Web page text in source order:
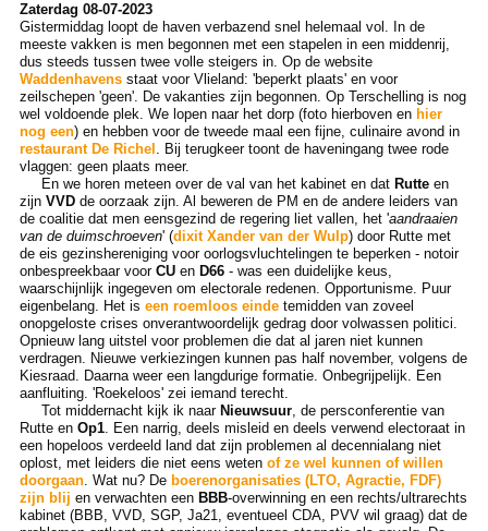
Zaterdag 08-07-2023
Gistermiddag loopt de haven verbazend snel helemaal vol. In de
meeste vakken is men begonnen met een stapelen in een middenrij,
dus steeds tussen twee volle steigers in. Op de website
Waddenhavensstaat voor Vlieland: 'beperkt plaats' en voor
zeilschepen 'geen'. De vakanties zijn begonnen. Op Terschelling is nog
wel voldoende plek. We lopen naar het dorp (foto hierboven en hier
nog een) en hebben voor de tweede maal een fijne, culinaire avond in
restaurant De Richel . Bij terugkeer toont de haveningang twee rode
vlaggen: geen plaats meer.
En we horen meteen over de val van het kabinet en dat Rutteen
zijn VVDde oorzaak zijn. Al beweren de PM en de andere leiders van
de coalitie dat men eensgezind de regering liet vallen, het 'aandraaien
van de duimschroeven' (dixit Xander van der Wulp) door Rutte met
de eis gezinshereniging voor oorlogsvluchtelingen te beperken - notoir
onbespreekbaar voor CUen D66- was een duidelijke keus,
waarschijnlijk ingegeven om electorale redenen. Opportunisme. Puur
eigenbelang. Het is een roemloos eindetemidden van zoveel
onopgeloste crises onverantwoordelijk gedrag door volwassen politici.
Opnieuw lang uitstel voor problemen die dat al jaren niet kunnen
verdragen. Nieuwe verkiezingen kunnen pas half november, volgens de
Kiesraad. Daarna weer een langdurige formatie. Onbegrijpelijk. Een
aanfluiting. 'Roekeloos' zei iemand terecht.
Tot middernacht kijk ik naar Nieuwsuur, de persconferentie van
Rutte en Op1. Een narrig, deels misleid en deels verwend electoraat in
een hopeloos verdeeld land dat zijn problemen al decennialang niet
oplost, met leiders die niet eens weten of ze wel kunnen of willen
doorgaan. Wat nu? De boerenorganisaties (LTO, Agractie, FDF)
zijn blij en verwachten een BBB-overwinning en een rechts/ultrarechts
kabinet (BBB, VVD, SGP, Ja21, eventueel CDA, PVV wil graag) dat de